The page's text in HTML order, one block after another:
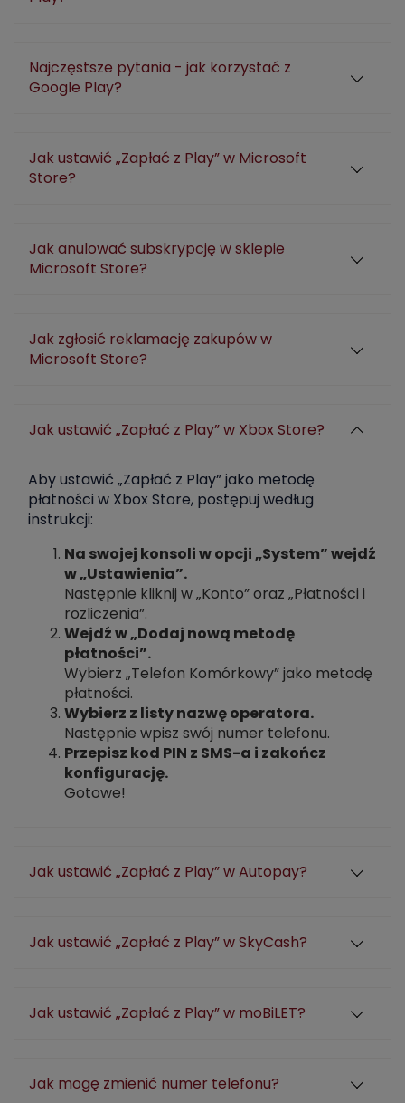
Najczęstsze pytania - jak korzystać z
Google Play?
Jak ustawić „Zapłać z Play” w Microsoft
Store?
Jak anulować subskrypcję w sklepie
Microsoft Store?
Jak zgłosić reklamację zakupów w
Microsoft Store?
Jak ustawić „Zapłać z Play” w Xbox Store?
Aby ustawić „Zapłać z Play” jako metodę
płatności w Xbox Store, postępuj według
instrukcji:
Na swojej konsoli w opcji „System” wejdź
w „Ustawienia”.
Następnie kliknij w „Konto” oraz „Płatności i
rozliczenia”.
Wejdź w „Dodaj nową metodę
płatności”.
Wybierz „​​​​​Telefon Komórkowy” jako metodę
płatności.
Wybierz z listy nazwę operatora.
Następnie wpisz swój numer telefonu.
Przepisz kod PIN z SMS-a i zakończ
konfigurację.
Gotowe!
Jak ustawić „Zapłać z Play” w Autopay?
Jak ustawić „Zapłać z Play” w SkyCash?
Jak ustawić „Zapłać z Play” w moBiLET?
Jak mogę zmienić numer telefonu?